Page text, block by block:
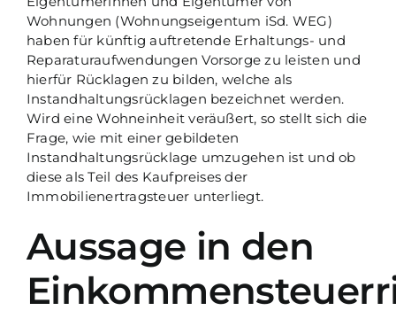
Wohnungen (Wohnungseigentum iSd. WEG)
haben für künftig auftretende Erhaltungs- und
Reparaturaufwendungen Vorsorge zu leisten und
hierfür Rücklagen zu bilden, welche als
Instandhaltungsrücklagen bezeichnet werden.
Wird eine Wohneinheit veräußert, so stellt sich die
Frage, wie mit einer gebildeten
Instandhaltungsrücklage umzugehen ist und ob
diese als Teil des Kaufpreises der
Immobilienertragsteuer unterliegt.
Aussage in den